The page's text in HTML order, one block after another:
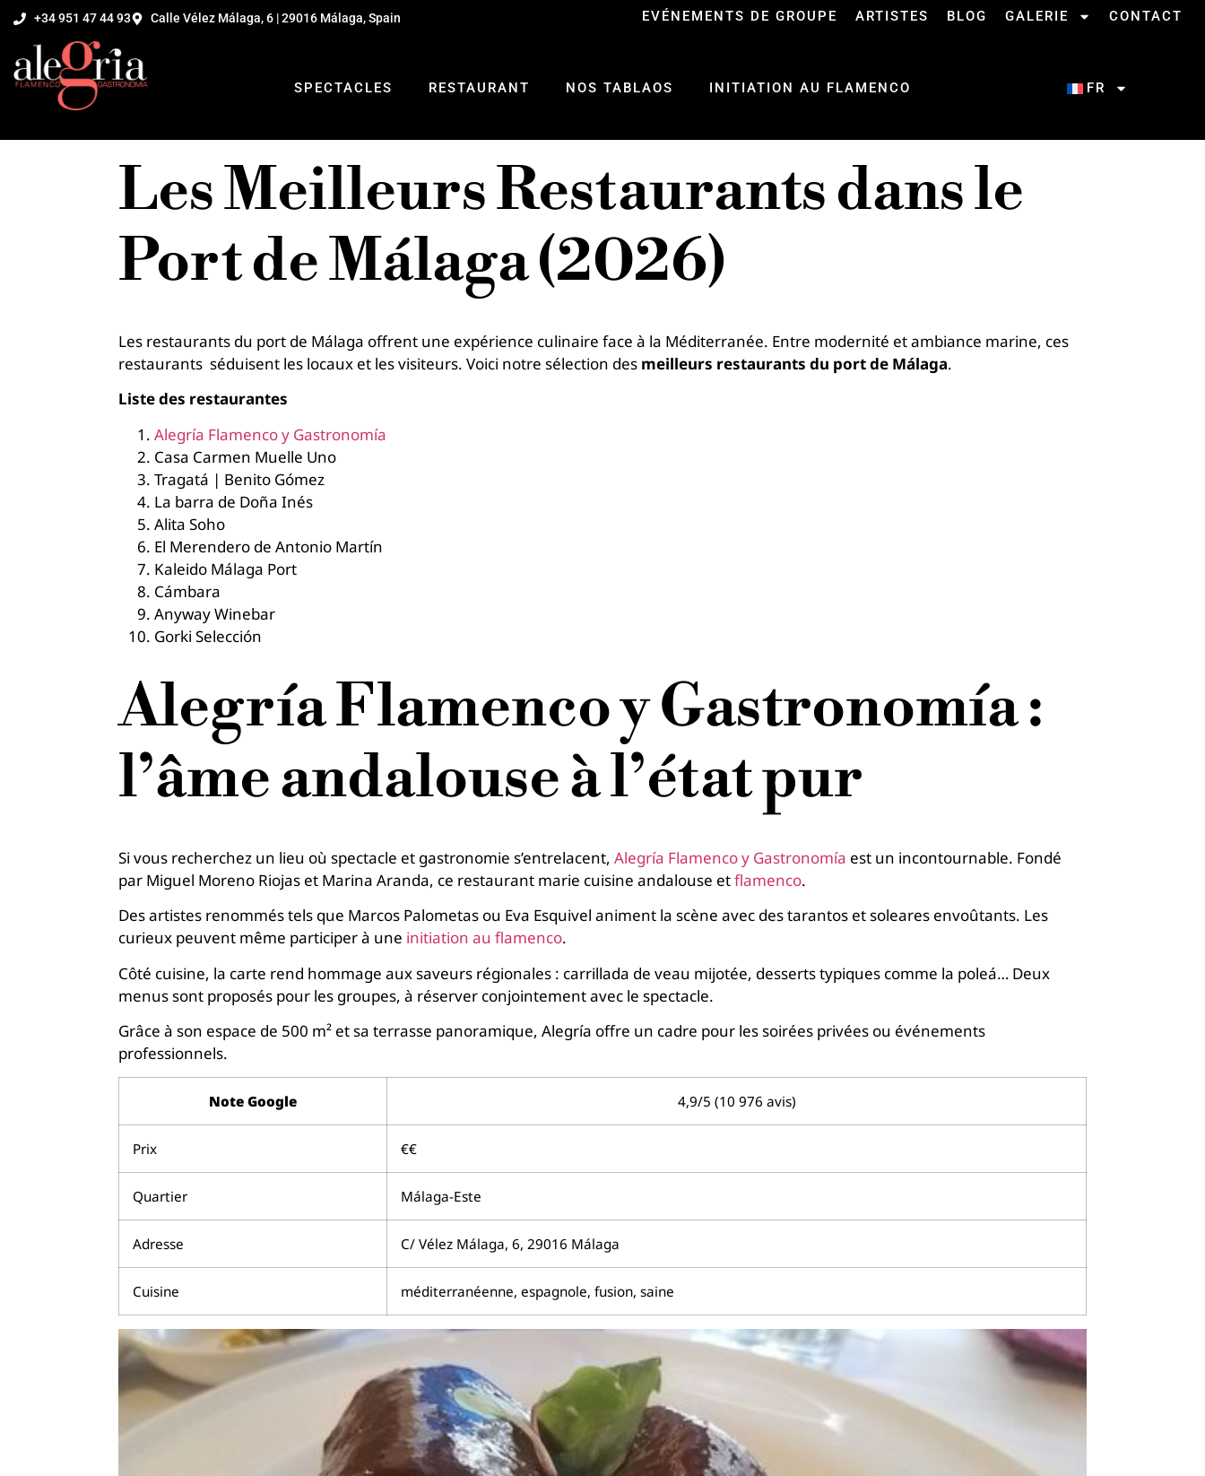
+34 951 47 44 93 Calle Vélez Málaga, 6 | 29016 Málaga, Spain EVÉNEMENTS DE GROUPE ARTISTES BLOG GALERIE CONTACT
SPECTACLES RESTAURANT NOS TABLAOS INITIATION AU FLAMENCO FR
Les Meilleurs Restaurants dans le
Port de Málaga(2026)
Les restaurants du port de Málaga offrent une expérience culinaire face à la Méditerranée. Entre modernité et ambiance marine, ces
restaurants séduisent les locaux et les visiteurs. Voici notre sélection des meilleurs restaurants du port de Málaga.
Liste des restaurantes
Alegría Flamenco y Gastronomía
Casa Carmen Muelle Uno
Tragatá | Benito Gómez
La barra de Doña Inés
Alita Soho
El Merendero de Antonio Martín
Kaleido Málaga Port
Cámbara
Anyway Winebar
Gorki Selección
Alegría Flamenco y Gastronomía :
l’âme andalouse à l’état pur
Si vous recherchez un lieu où spectacle et gastronomie s’entrelacent, Alegría Flamenco y Gastronomía est un incontournable. Fondé
par Miguel Moreno Riojas et Marina Aranda, ce restaurant marie cuisine andalouse etflamenco.
Des artistes renommés tels que Marcos Palometas ou Eva Esquivel animent la scène avec des tarantos et soleares envoûtants. Les
curieux peuvent même participer à une initiation au flamenco.
Côté cuisine, la carte rend hommage aux saveurs régionales : carrillada de veau mijotée, desserts typiques comme la poleá… Deux
menus sont proposés pour les groupes, à réserver conjointement avec le spectacle.
Grâce à son espace de 500 m² et sa terrasse panoramique, Alegría offre un cadre pour les soirées privées ou événements
professionnels.
Note Google 4,9/5 (10 976 avis)
Prix €€
Quartier Málaga-Este
Adresse C/ Vélez Málaga, 6, 29016 Málaga
Cuisine méditerranéenne, espagnole, fusion, saine